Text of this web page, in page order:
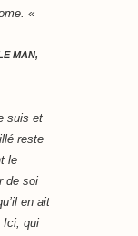
«
MAN,
suis et
reste
le
de soi
en ait
Ici, qui